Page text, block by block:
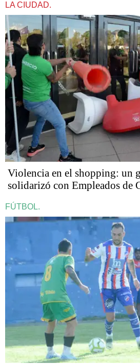
LA CIUDAD.
Violencia en el shopping: un
solidarizó con Empleados de
FÚTBOL.